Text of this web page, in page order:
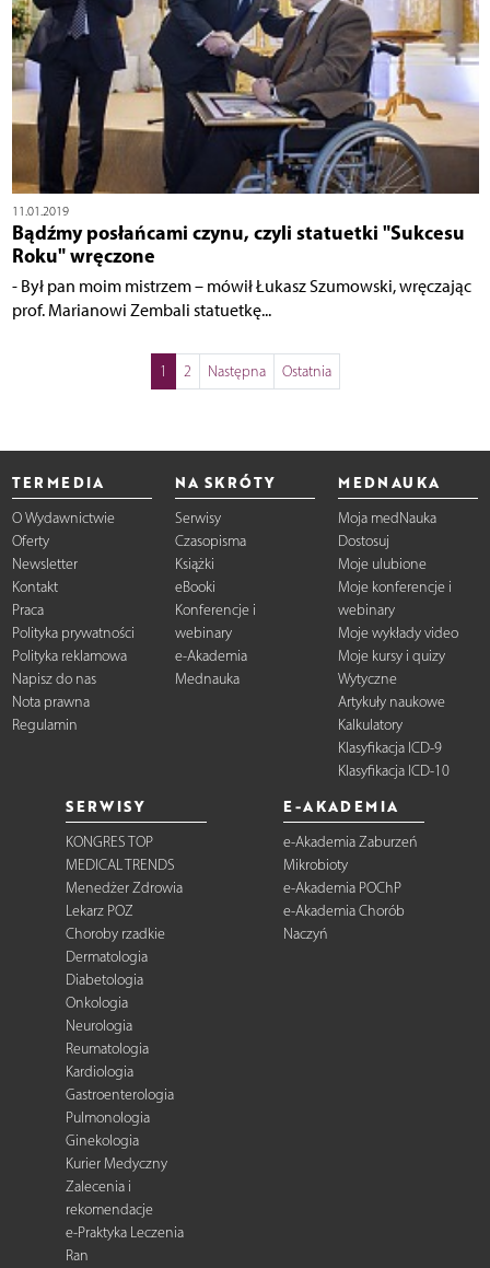
11.01.2019
Bądźmy posłańcami czynu, czyli statuetki "Sukcesu
Roku" wręczone
- Był pan moim mistrzem – mówił Łukasz Szumowski, wręczając
prof. Marianowi Zembali statuetkę...
1 2 Następna Ostatnia
TERMEDIA
O Wydawnictwie
Oferty
Newsletter
Kontakt
Praca
Polityka prywatności
Polityka reklamowa
Napisz do nas
Nota prawna
Regulamin
NA SKRÓTY
Serwisy
Czasopisma
Książki
eBooki
Konferencje i
webinary
e-Akademia
Mednauka
MEDNAUKA
Moja medNauka
Dostosuj
Moje ulubione
Moje konferencje i
webinary
Moje wykłady video
Moje kursy i quizy
Wytyczne
Artykuły naukowe
Kalkulatory
Klasyfikacja ICD-9
Klasyfikacja ICD-10
SERWISY
KONGRES TOP
MEDICAL TRENDS
Menedżer Zdrowia
Lekarz POZ
Choroby rzadkie
Dermatologia
Diabetologia
Onkologia
Neurologia
Reumatologia
Kardiologia
Gastroenterologia
Pulmonologia
Ginekologia
Kurier Medyczny
Zalecenia i
rekomendacje
e-Praktyka Leczenia
Ran
E-AKADEMIA
e-Akademia Zaburzeń
Mikrobioty
e-Akademia POChP
e-Akademia Chorób
Naczyń